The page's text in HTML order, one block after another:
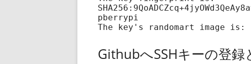
pberrypi
The key's randomart image is:
GithubへSSHキーの登録